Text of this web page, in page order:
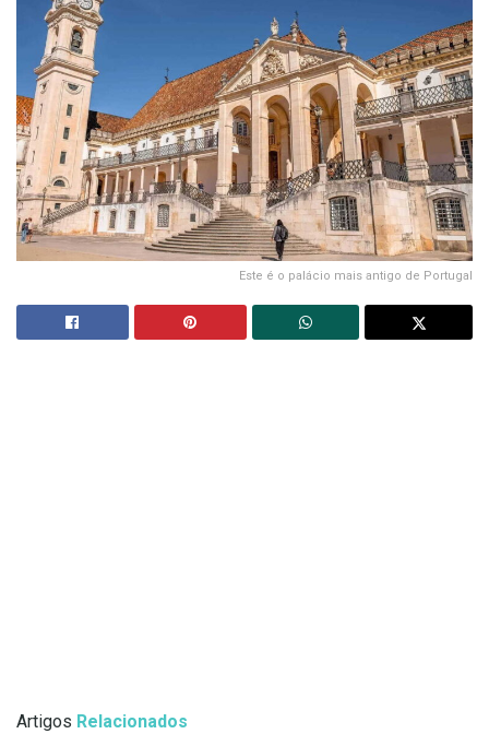
Este é o palácio mais antigo de Portugal
Artigos Relacionados